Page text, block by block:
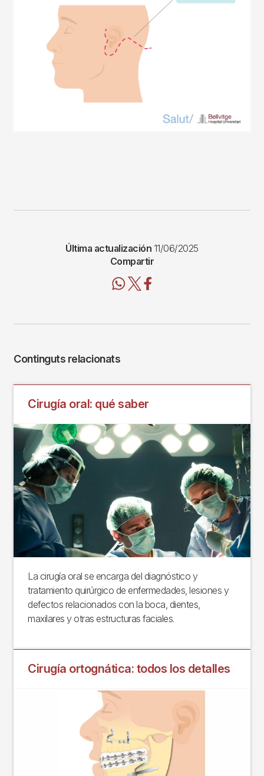
Última actualización 11/06/2025
Compartir
Continguts relacionats
Cirugía oral: qué saber
La cirugía oral se encarga del diagnóstico y
tratamiento quirúrgico de enfermedades, lesiones y
defectos relacionados con la boca, dientes,
maxilares y otras estructuras faciales.
Cirugía ortognática: todos los detalles